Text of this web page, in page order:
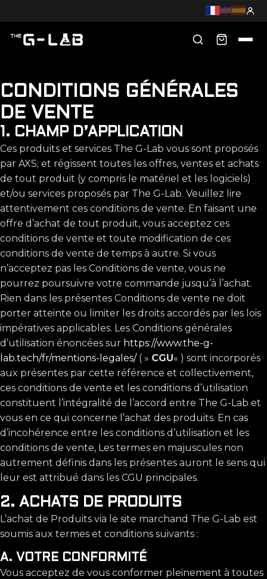
CONDITIONS GÉNÉRALES
DE VENTE
1. CHAMP D’APPLICATION
Ces produits et services The G-Lab vous sont proposés
par AXS; et régissent toutes les offres, ventes et achats
de tout produit (y compris le matériel et les logiciels)
et/ou services proposés par The G-Lab. Veuillez lire
attentivement ces conditions de vente. En faisant une
offre d’achat de tout produit, vous acceptez ces
conditions de vente et toute modification de ces
conditions de vente de temps à autre. Si vous
n’acceptez pas les Conditions de vente, vous ne
pourrez poursuivre votre commande jusqu’à l’achat.
Rien dans les présentes Conditions de vente ne doit
porter atteinte ou limiter les droits accordés par les lois
impératives applicables. Les Conditions générales
d’utilisation énoncées sur https://www.the-g-
lab.tech/fr/mentions-legales/( » CGU« ) sont incorporés
aux présentes par cette référence et collectivement,
ces conditions de vente et les conditions d’utilisation
constituent l’intégralité de l’accord entre The G-Lab et
vous en ce qui concerne l’achat des produits. En cas
d’incohérence entre les conditions d’utilisation et les
conditions de vente, Les termes en majuscules non
autrement définis dans les présentes auront le sens qui
leur est attribué dans les CGU principales.
2. ACHATS DE PRODUITS
L’achat de Produits via le site marchand The G-Lab est
soumis aux termes et conditions suivants :
A. VOTRE CONFORMITÉ
Vous acceptez de vous conformer pleinement à toutes